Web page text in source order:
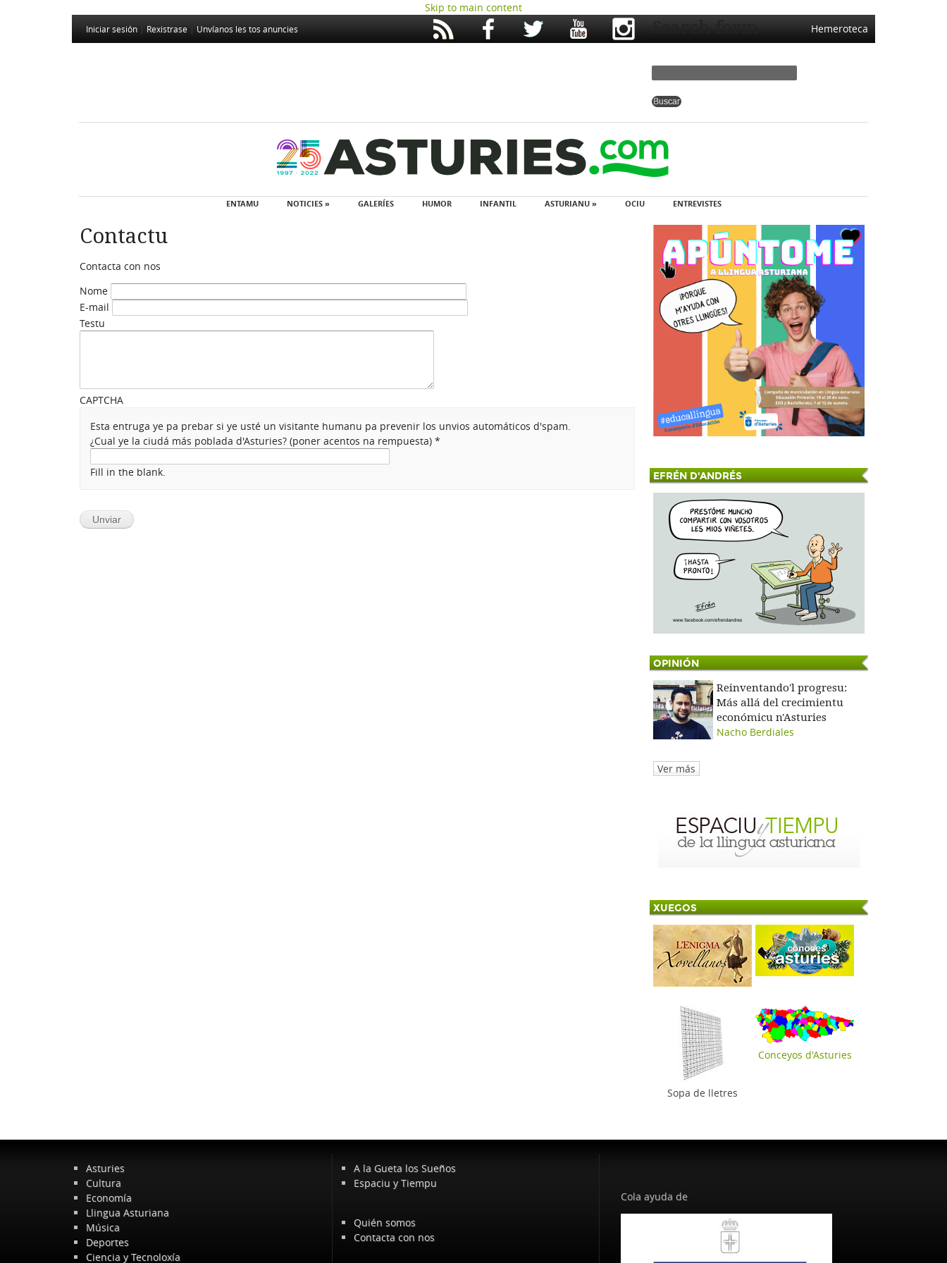
Skip to main content
Iniciar sesión Rexistrase Unvíanos les tos anuncies Hemeroteca
Search form
ENTAMU NOTICIES » GALERÍES HUMOR INFANTIL ASTURIANU » OCIU ENTREVISTES
Contactu
Contacta con nos
Nome
E-mail
Testu
CAPTCHA
Esta entruga ye pa prebar si ye usté un visitante humanu pa prevenir los unvios automáticos d'spam.
¿Cual ye la ciudá más poblada d'Asturies? (poner acentos na rempuesta)*
Fill in the blank. EFRÉN D'ANDRÉS
OPINIÓN
Reinventando'l progresu:
Más allá del crecimientu
económicu n'Asturies
Nacho Berdiales
Ver más
XUEGOS
Sopa de lletres
Conceyos d'Asturies
Asturies
Cultura
Economía
Llingua Asturiana
Música
Deportes
Ciencia y Tecnoloxía
A la Gueta los Sueños
Espaciu y Tiempu
Quién somos
Contacta con nos
Cola ayuda de